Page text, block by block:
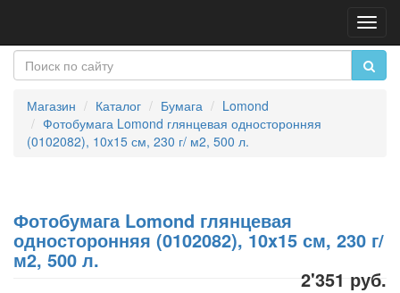
Магазин Каталог Бумага
Lomond
Фотобумага Lomond глянцевая односторонняя
(0102082), 10x15 см, 230 г/ м2, 500 л.
Фотобумага Lomond глянцевая
односторонняя (0102082), 10x15 см, 230 г/
м2, 500 л.
2'351 руб.